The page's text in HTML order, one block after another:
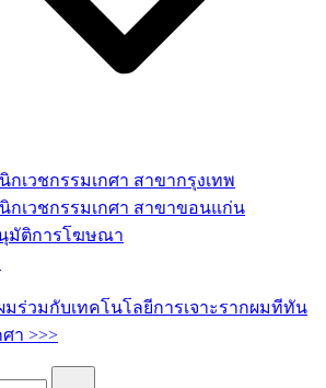
กเวชกรรมเกศา สาขากรุงเทพ
กเวชกรรมเกศา สาขาขอนแก่น
มัติการโฆษณา
มร่วมกับเทคโนโลยีการเจาะรากผมทีทัน
า >>>